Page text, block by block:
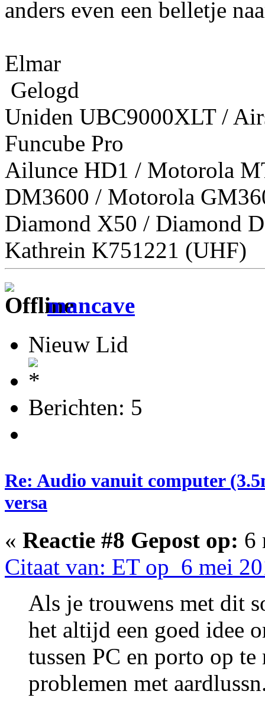
anders even een belletje
Elmar
Gelogd
Uniden UBC9000XLT /
Funcube Pro
Ailunce HD1 / Motorola
DM3600 / Motorola
Diamond X50 / Diamond
Kathrein K751221 (UHF)
mancave
Nieuw Lid
Berichten: 5
Re: Audio vanuit computer
versa
« Reactie #8 Gepost op: 6
Citaat van: ET op 6 mei
Als je trouwens met dit
het altijd een goed idee
tussen PC en porto op
problemen met